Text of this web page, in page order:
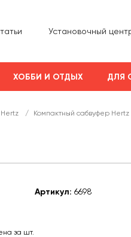
Установочный
ХОББИ И ОТДЫХ ДЛЯ
/ Компактный сабвуфер Hertz
Артикул: 6698
за шт.